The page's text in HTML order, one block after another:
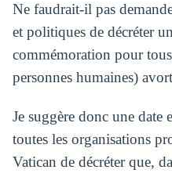
Ne faudrait-il pas
et politiques de décréter
commémoration pour
personnes humaines)
Je suggère donc une date
toutes les organisations
Vatican de décréter que,